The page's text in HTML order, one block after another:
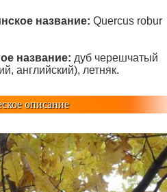
название: Quercus robur
название: дуб черешчатый
английский), летняк.
описание